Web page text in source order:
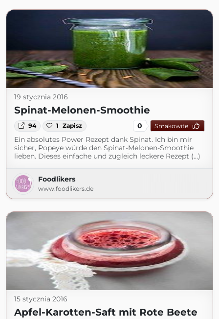
19 stycznia 2016
Spinat-Melonen-Smoothie
94 1 Zapisz 0 Smakowite
Ein absolutes Power Rezept dank Spinat. Ich bin mir
sicher, Popeye würde den Spinat-Melonen-Smoothie
lieben. Dieses einfache und zugleich leckere Rezept (...)
Foodlikers
www.foodlikers.de
15 stycznia 2016
Apfel-Karotten-Saft mit Rote Beete